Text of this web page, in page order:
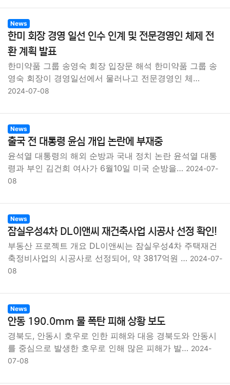
News
한미 회장 경영 일선 인수 인계 및 전문경영인 체제 전
환 계획 발표
한미약품 그룹 송영숙 회장 입장문 해석 한미약품 그룹 송
영숙 회장이 경영일선에서 물러나고 전문경영인 체…
2024-07-08
News
출국 전 대통령 윤심 개입 논란에 부재중
윤석열 대통령의 해외 순방과 국내 정치 논란 윤석열 대통
령과 부인 김건희 여사가 6월10일 미국 순방을… 2024-07-
08
News
잠실우성4차 DL이앤씨 재건축사업 시공사 선정 확인!
부동산 프로젝트 개요 DL이앤씨는 잠실우성4차 주택재건
축정비사업의 시공사로 선정되어, 약 3817억원 … 2024-07-
08
News
안동 190.0mm 물 폭탄 피해 상황 보도
경북도, 안동시 호우로 인한 피해와 대응 경북도와 안동시
를 중심으로 발생한 호우로 인해 많은 피해가 발… 2024-
07-08